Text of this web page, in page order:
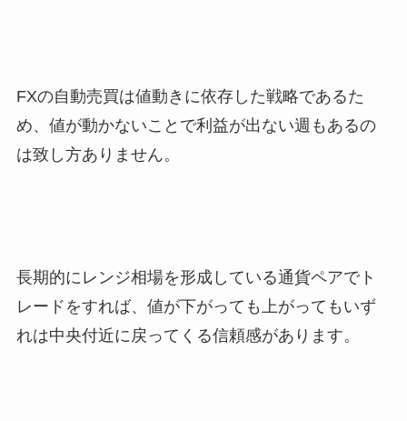
FXの自動売買は値動きに依存した戦略であるた
め、値が動かないことで利益が出ない週もあるの
は致し方ありません。
長期的にレンジ相場を形成している通貨ペアでト
レードをすれば、値が下がっても上がってもいず
れは中央付近に戻ってくる信頼感があります。